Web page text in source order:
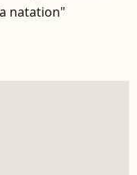
natation"